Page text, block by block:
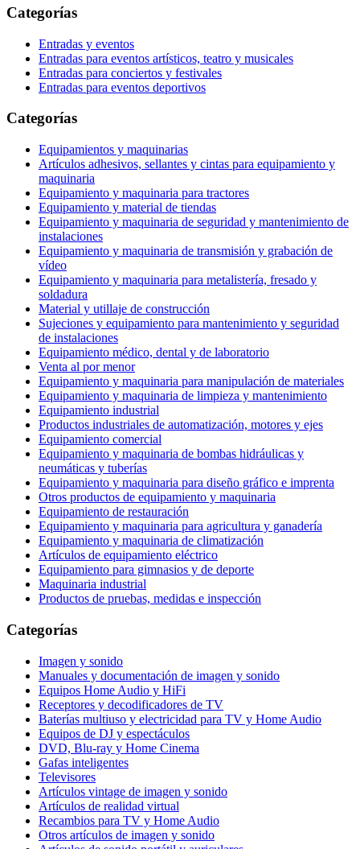
Categorías
Entradas y eventos
Entradas para eventos artísticos, teatro y musicales
Entradas para conciertos y festivales
Entradas para eventos deportivos
Categorías
Equipamientos y maquinarias
Artículos adhesivos, sellantes y cintas para equipamiento y
maquinaria
Equipamiento y maquinaria para tractores
Equipamiento y material de tiendas
Equipamiento y maquinaria de seguridad y mantenimiento de
instalaciones
Equipamiento y maquinaria de transmisión y grabación de
vídeo
Equipamiento y maquinaria para metalistería, fresado y
soldadura
Material y utillaje de construcción
Sujeciones y equipamiento para mantenimiento y seguridad
de instalaciones
Equipamiento médico, dental y de laboratorio
Venta al por menor
Equipamiento y maquinaria para manipulación de materiales
Equipamiento y maquinaria de limpieza y mantenimiento
Equipamiento industrial
Productos industriales de automatización, motores y ejes
Equipamiento comercial
Equipamiento y maquinaria de bombas hidráulicas y
neumáticas y tuberías
Equipamiento y maquinaria para diseño gráfico e imprenta
Otros productos de equipamiento y maquinaria
Equipamiento de restauración
Equipamiento y maquinaria para agricultura y ganadería
Equipamiento y maquinaria de climatización
Artículos de equipamiento eléctrico
Equipamiento para gimnasios y de deporte
Maquinaria industrial
Productos de pruebas, medidas e inspección
Categorías
Imagen y sonido
Manuales y documentación de imagen y sonido
Equipos Home Audio y HiFi
Receptores y decodificadores de TV
Baterías multiuso y electricidad para TV y Home Audio
Equipos de DJ y espectáculos
DVD, Blu-ray y Home Cinema
Gafas inteligentes
Televisores
Artículos vintage de imagen y sonido
Artículos de realidad virtual
Recambios para TV y Home Audio
Otros artículos de imagen y sonido